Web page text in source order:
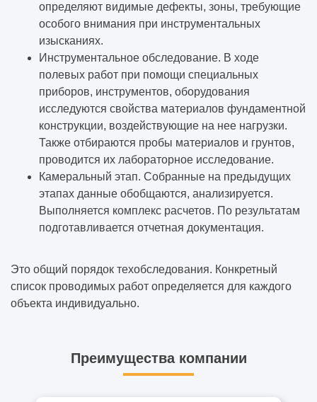
определяют видимые дефекты, зоны, требующие
особого внимания при инструментальных
изысканиях.
Инструментальное обследование. В ходе
полевых работ при помощи специальных
приборов, инструментов, оборудования
исследуются свойства материалов фундаментной
конструкции, воздействующие на нее нагрузки.
Также отбираются пробы материалов и грунтов,
проводится их лабораторное исследование.
Камеральный этап. Собранные на предыдущих
этапах данные обобщаются, анализируется.
Выполняется комплекс расчетов. По результатам
подготавливается отчетная документация.
Это общий порядок техобследования. Конкретный
список проводимых работ определяется для каждого
объекта индивидуально.
Преимущества компании